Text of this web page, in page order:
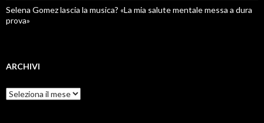
Selena Gomez lascia la musica? «La mia salute mentale messa a dura
prova»
ARCHIVI
Archivi